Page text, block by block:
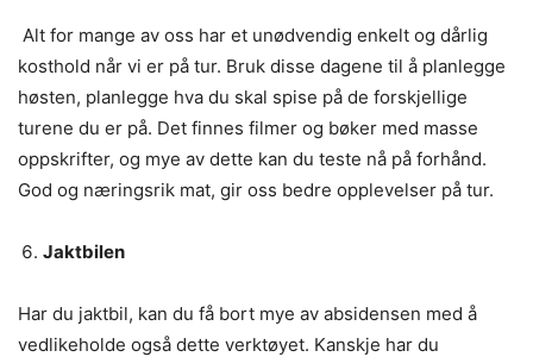
Alt for mange av oss har et unødvendig enkelt og dårlig
kosthold når vi er på tur. Bruk disse dagene til å planlegge
høsten, planlegge hva du skal spise på de forskjellige
turene du er på. Det finnes filmer og bøker med masse
oppskrifter, og mye av dette kan du teste nå på forhånd.
God og næringsrik mat, gir oss bedre opplevelser på tur.
Jaktbilen
Har du jaktbil, kan du få bort mye av absidensen med å
vedlikeholde også dette verktøyet. Kanskje har du